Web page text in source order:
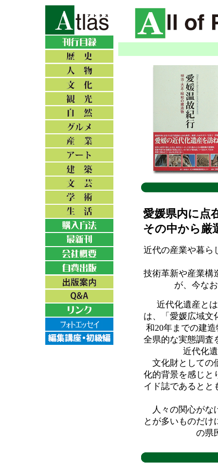
愛媛県内に点
その中から厳
近代の産業や暮ら
技術革新や産業構
が、今な
近代化遺産と
は、「愛媛広域文
和20年までの建
全県的な実態調査
近代化
文化財としての
化的背景を感じと
イド誌であるとと
人々の関心がな
とが多いものだけ
の県